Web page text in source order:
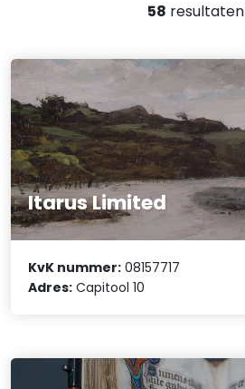
58 resultaten
Itarus Limited
KvK nummer: 08157717
Adres: Capitool 10